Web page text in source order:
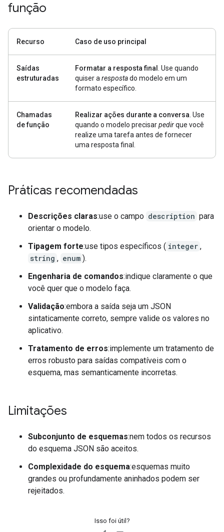
função
Recurso Caso de uso principal
Saídas
estruturadas
Formatar a resposta final
. Use quando
quiser a respostado modelo em um
formato específico.
Chamadas
de função
Realizar ações durante a conversa . Use
quando o modelo precisarpedirque você
realize uma tarefa antes de fornecer
uma resposta final.
Práticas recomendadas
Descrições claras:use o campo description para
orientar o modelo.
Tipagem forte:use tipos específicos ( integer ,
string , enum ).
Engenharia de comandos:indique claramente o que
você quer que o modelo faça.
Validação:embora a saída seja um JSON
sintaticamente correto, sempre valide os valores no
aplicativo.
Tratamento de erros:implemente um tratamento de
erros robusto para saídas compatíveis com o
esquema, mas semanticamente incorretas.
Limitações
Subconjunto de esquemas:nem todos os recursos
do esquema JSON são aceitos.
Complexidade do esquema:esquemas muito
grandes ou profundamente aninhados podem ser
rejeitados.
Isso foi útil?